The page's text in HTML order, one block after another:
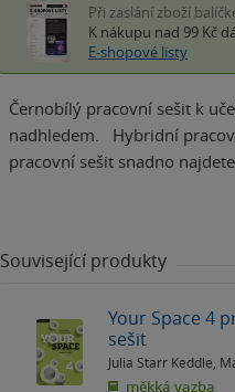
Při zaslání zboží
K nákupu nad 99 Kč
E-shopové listy
Černobílý pracovní sešit k
nadhledem. Hybridní
pracovní sešit snadno
Související produkty
Your Space 4
sešit
Julia Starr Keddle
měkká vazba